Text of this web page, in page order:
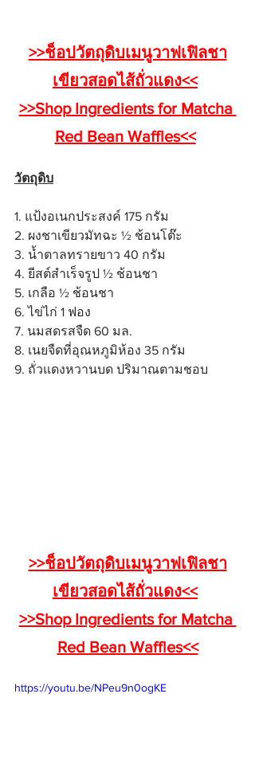
>>ช็อปวัตถุดิบเมนูวาฟเฟิลชา
เขียวสอดไส้ถั่วแดง<<
>>Shop Ingredients for Matcha
Red Bean Waffles<<
วัตถุดิบ
1. แป้งอเนกประสงค์ 175 กรัม
2. ผงชาเขียวมัทฉะ ½ ช้อนโต๊ะ
3. น้ำตาลทรายขาว 40 กรัม
4. ยีสต์สำเร็จรูป ½ ช้อนชา
5. เกลือ ½ ช้อนชา
6. ไข่ไก่ 1 ฟอง
7. นมสดรสจืด 60 มล.
8. เนยจืดที่อุณหภูมิห้อง 35 กรัม
9. ถั่วแดงหวานบด ปริมาณตามชอบ
>>ช็อปวัตถุดิบเมนูวาฟเฟิลชา
เขียวสอดไส้ถั่วแดง<<
>>Shop Ingredients for Matcha
Red Bean Waffles<<
https://youtu.be/NPeu9n0ogKE